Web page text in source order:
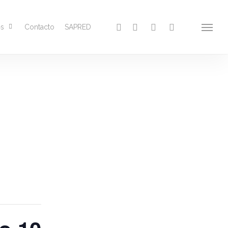
Contacto SAPRED facebookyoutubegoogle-instagram Menu